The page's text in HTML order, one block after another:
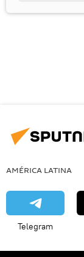
AMÉRICA LATINA
Telegram